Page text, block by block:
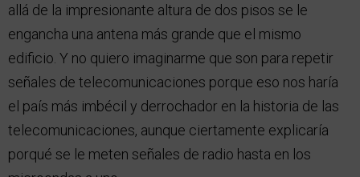
allá de la impresionante altura de dos pisos se le
engancha una antena más grande que el mismo
edificio. Y no quiero imaginarme que son para repetir
señales de telecomunicaciones porque eso nos haría
el país más imbécil y derrochador en la historia de las
telecomunicaciones, aunque ciertamente explicaría
porqué se le meten señales de radio hasta en los